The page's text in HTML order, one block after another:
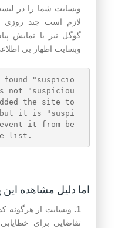
وبسایت شما را در
لازم است چند روزی
گوگل نیز با نمایش
وبسایت اظهار بی
found "suspicio
not "suspiciou
the site to
it is "suspi
it from be
اما دلیل مشاهده
1.
وبسایت از هرگونه
تقاضایی برای